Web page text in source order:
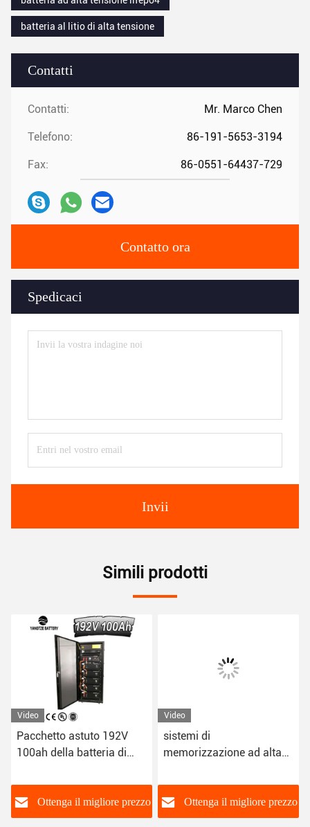
Contatti
Contatti: Mr. Marco Chen
Telefono: 86-191-5653-3194
Fax: 86-0551-64437-729
Contatto ora
Spedicaci
Invii
batteria al litio di alta tensione
Simili prodotti
Video
Pacchetto astuto 192V
100ah della batteria di
Lithium
Ottenga il migliore prezzo
Video
sistemi di
memorizzazione ad alta
litio 18650 di 96V 200Ah
306Kgs 100amp
Ottenga il migliore prezzo